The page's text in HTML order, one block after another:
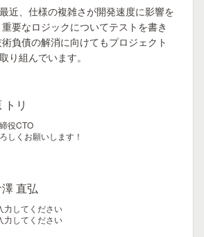
近、仕様の複雑さが開発速度に影響を
要なロジックについてテストを書き
負債の解消に向けてもプロジェクト
り組んでいます。
トリ
役CTO
しくお願いします！
直弘
力してください
力してください